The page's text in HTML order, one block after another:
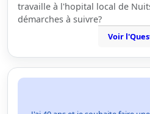
travaille à l'hopital local de
démarches à suivre?
Voir